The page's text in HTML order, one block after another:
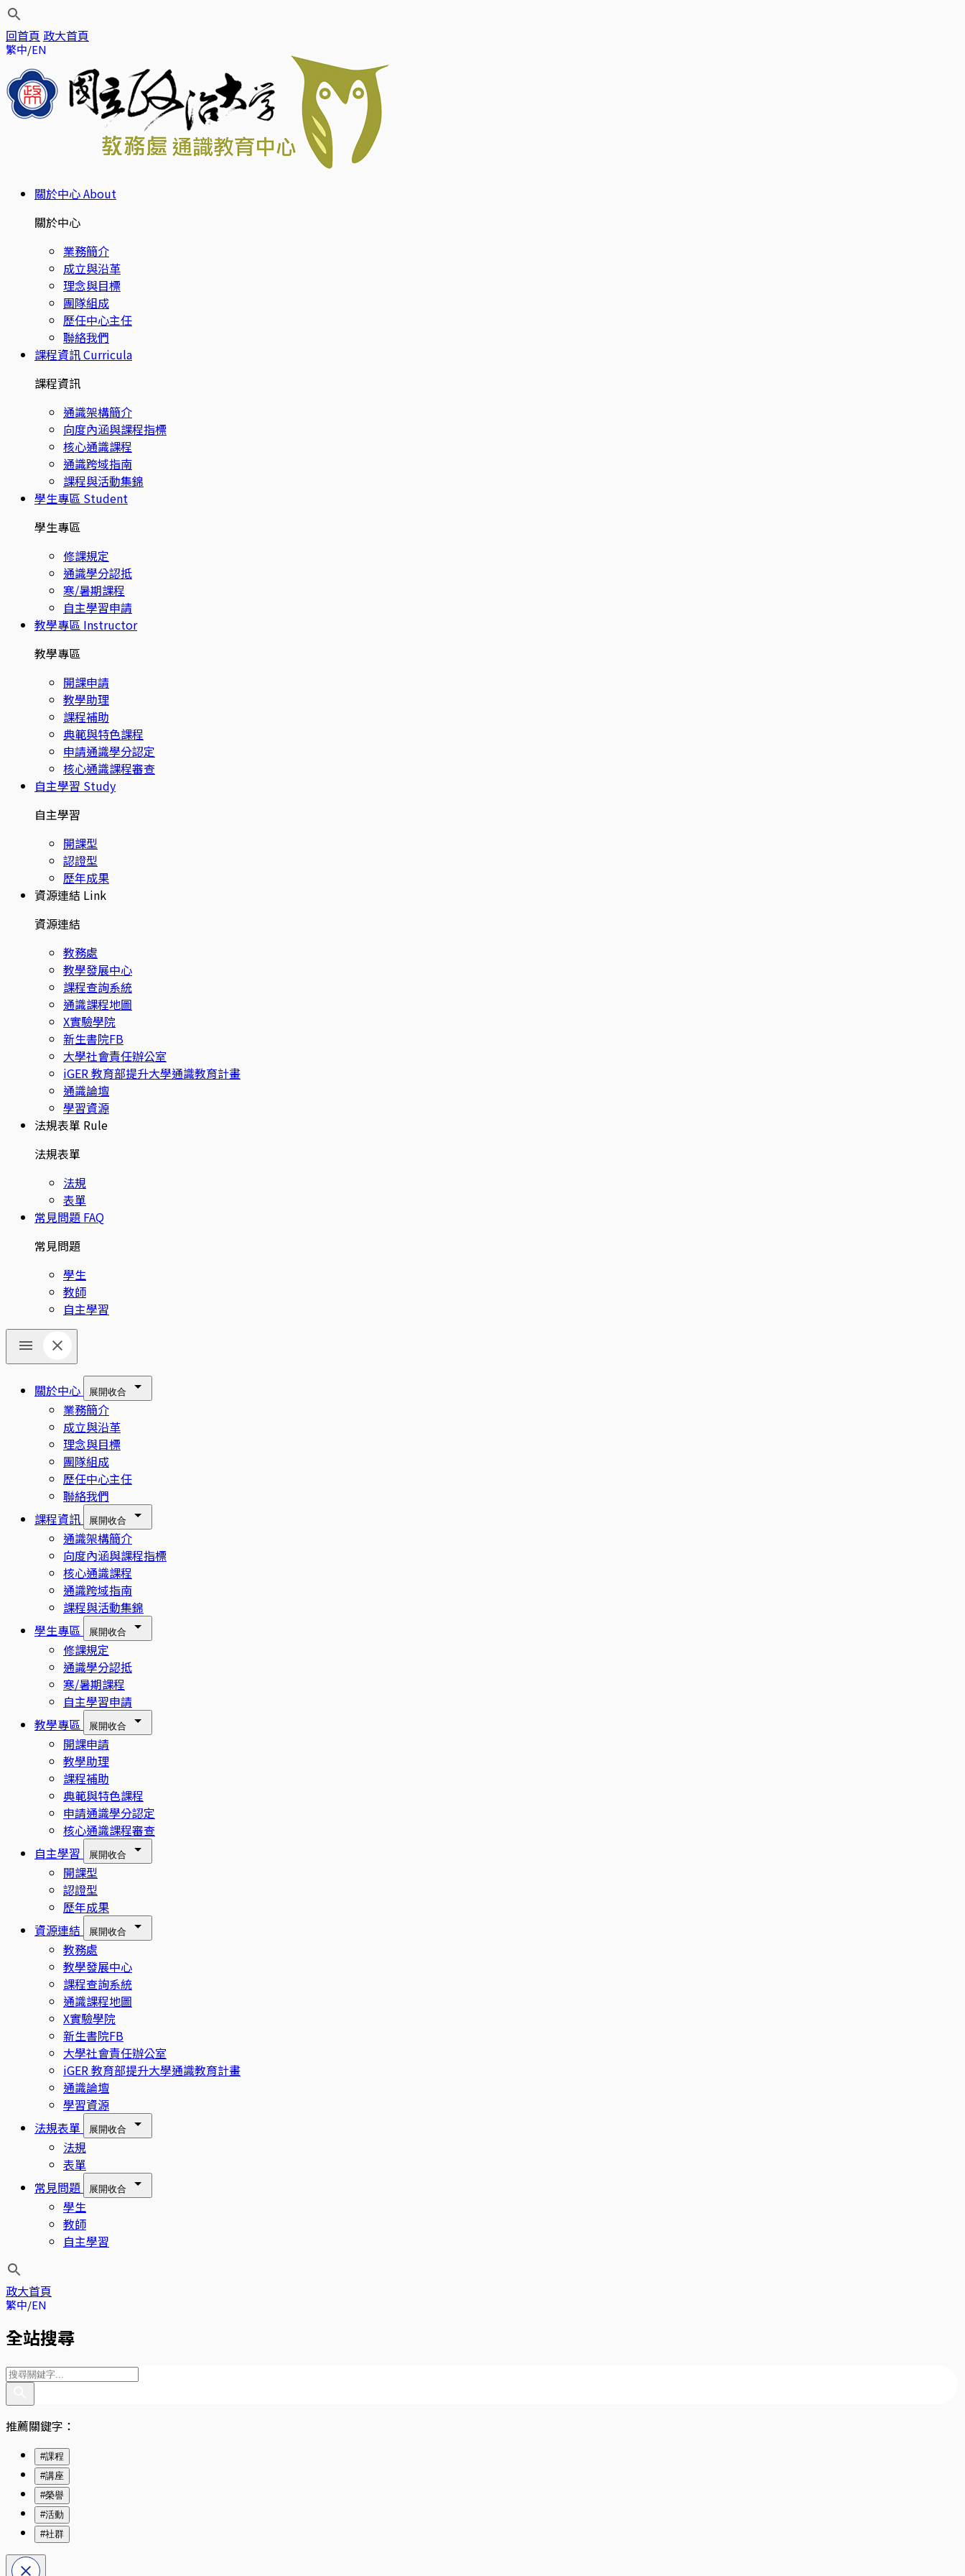
回首頁 政大首頁
繁中 EN
關於中心About
關於中心
業務簡介
成立與沿革
理念與目標
團隊組成
歷任中心主任
聯絡我們
課程資訊Curricula
課程資訊
通識架構簡介
向度內涵與課程指標
核心通識課程
通識跨域指南
課程與活動集錦
學生專區 Student
學生專區
修課規定
通識學分認抵
寒/暑期課程
自主學習申請
教學專區 Instructor
教學專區
開課申請
教學助理
課程補助
典範與特色課程
申請通識學分認定
核心通識課程審查
自主學習 Study
自主學習
開課型
認證型
歷年成果
資源連結 Link
資源連結
教務處
教學發展中心
課程查詢系統
通識課程地圖
X實驗學院
新生書院FB
大學社會責任辦公室
iGER 教育部提升大學通識教育計畫
通識論壇
學習資源
法規表單 Rule
法規表單
法規
表單
常見問題 FAQ
常見問題
學生
教師
自主學習
關於中心 展開收合
業務簡介
成立與沿革
理念與目標
團隊組成
歷任中心主任
聯絡我們
課程資訊
展開收合
通識架構簡介
向度內涵與課程指標
核心通識課程
通識跨域指南
課程與活動集錦
學生專區
展開收合
修課規定
通識學分認抵
寒/暑期課程
自主學習申請
教學專區
展開收合
開課申請
教學助理
課程補助
典範與特色課程
申請通識學分認定
核心通識課程審查
自主學習
展開收合
開課型
認證型
歷年成果
資源連結
展開收合
教務處
教學發展中心
課程查詢系統
通識課程地圖
X實驗學院
新生書院FB
大學社會責任辦公室
iGER 教育部提升大學通識教育計畫
通識論壇
學習資源
法規表單
展開收合
法規
表單
常見問題
展開收合
學生
教師
自主學習
政大首頁
繁中 EN
全站搜尋
推薦關鍵字：
#課程
#講座
#榮譽
#活動
#社群